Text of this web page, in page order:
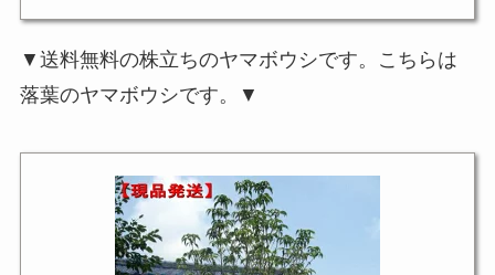
▼送料無料の株立ちのヤマボウシです。こちらは
落葉のヤマボウシです。▼